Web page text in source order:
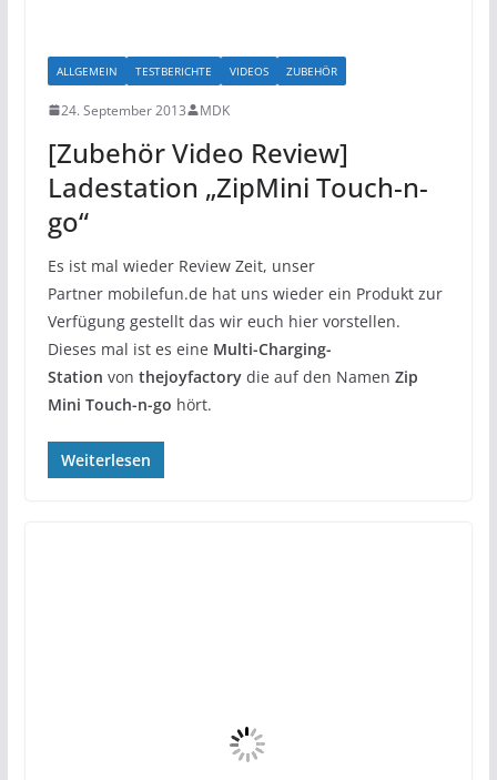
ALLGEMEIN TESTBERICHTE VIDEOS ZUBEHÖR
24. September 2013 MDK
[Zubehör Video Review]
Ladestation „ZipMini Touch-n-
go“
Es ist mal wieder Review Zeit, unser
Partner mobilefun.de hat uns wieder ein Produkt zur
Verfügung gestellt das wir euch hier vorstellen.
Dieses mal ist es eine Multi-Charging-
Station von thejoyfactory die auf den Namen Zip
Mini Touch-n-go hört.
Weiterlesen